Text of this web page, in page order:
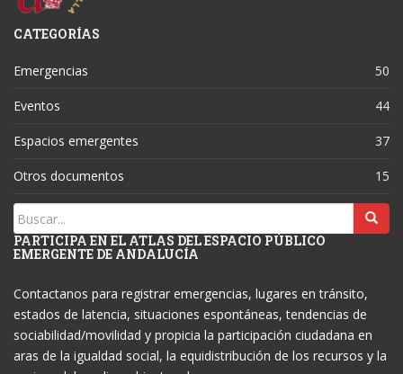
CATEGORÍAS
Emergencias 50
Eventos 44
Espacios emergentes 37
Otros documentos 15
PARTICIPA EN EL ATLAS DEL ESPACIO PÚBLICO
EMERGENTE DE ANDALUCÍA
Contactanos para registrar emergencias, lugares en tránsito,
estados de latencia, situaciones espontáneas, tendencias de
sociabilidad/movilidad y propicia la participación ciudadana en
aras de la igualdad social, la equidistribución de los recursos y la